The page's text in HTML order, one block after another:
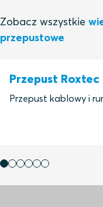
Zobacz wszystkie
przepustowe
Przepust Roxtec
Przepust kablowy i